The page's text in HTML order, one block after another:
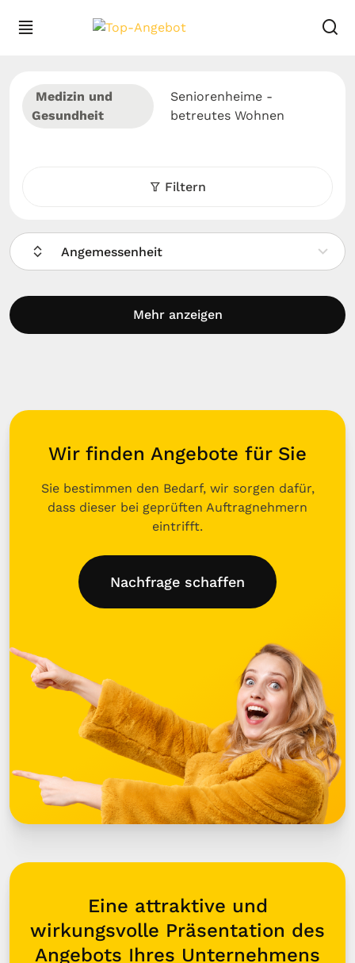
Medizin und
Gesundheit
Seniorenheime -
betreutes Wohnen
Filtern
Angemessenheit
Mehr anzeigen
Wir finden Angebote für Sie
Sie bestimmen den Bedarf, wir sorgen dafür,
dass dieser bei geprüften Auftragnehmern
eintrifft.
Nachfrage schaffen
Eine attraktive und
wirkungsvolle Präsentation des
Angebots Ihres Unternehmens